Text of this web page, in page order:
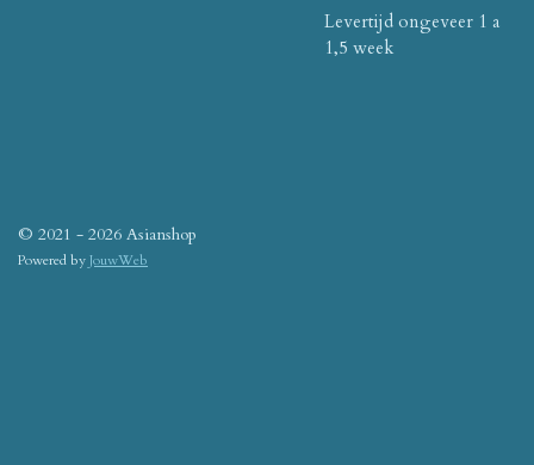
Levertijd ongeveer 1 a
1,5 week
© 2021 - 2026 Asianshop
Powered byJouwWeb